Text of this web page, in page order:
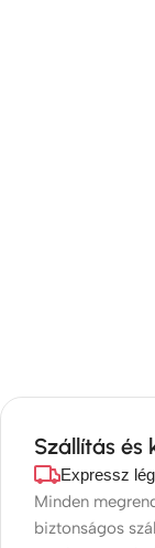
Szállítás és
Expressz
Minden
biztonságos